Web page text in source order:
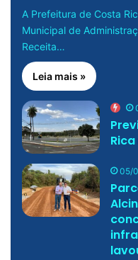
A Prefeitura de Costa
Municipal de
Receita…
Leia mais »
05/